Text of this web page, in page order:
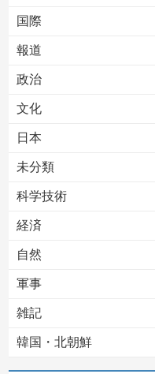
国際
報道
政治
文化
日本
未分類
科学技術
経済
自然
軍事
雑記
韓国・北朝鮮